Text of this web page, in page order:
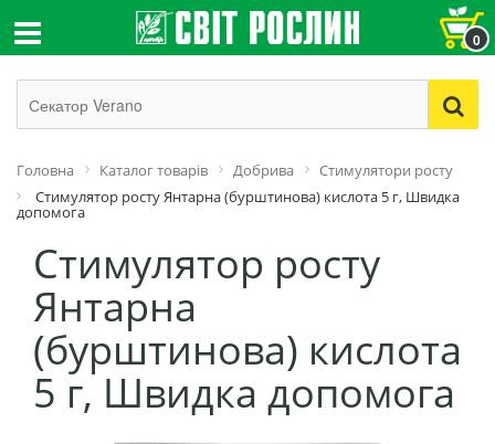
0
Головна Каталог товарів Добрива
Стимулятори росту
Стимулятор росту Янтарна (бурштинова) кислота 5 г, Швидка
допомога
Стимулятор росту
Янтарна
(бурштинова) кислота
5 г, Швидка допомога